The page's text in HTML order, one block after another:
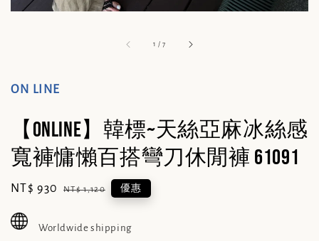
1 /7
ON LINE
【ONLINE】韓標~天絲亞麻冰絲感
寬褲慵懶百搭彎刀休閒褲 61091
Sale
NT$ 930 Regular
NT$ 1,120 優惠
Worldwide shipping